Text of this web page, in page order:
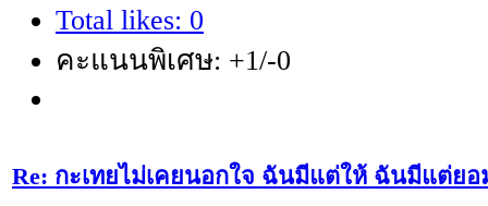
Total likes: 0
คะแนนพิเศษ: +1/-0
Re: กะเทยไม่เคยนอกใจ ฉันมีแต่ให้ ฉันมีแต่ยอ